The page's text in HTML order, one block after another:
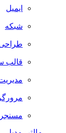
ایمیل
شبکه
قالب
مسنجر